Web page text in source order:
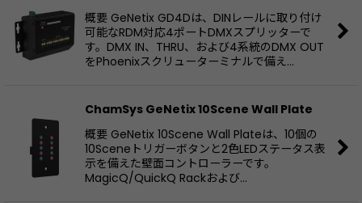
概要 GeNetix GD4Dは、DINレールに取り付け
可能なRDM対応4ポートDMXスプリッターで
す。DMX IN、THRU、および4系統のDMX OUT
をPhoenixスクリューターミナルで備え…
ChamSys GeNetix 10Scene Wall Plate
概要 GeNetix 10Scene Wall Plateは、10個の
10Sceneトリガーボタンと2色LEDステータス表
示を備えた壁面コントローラーです。
MagicQ/QuickQ Rackおよび…